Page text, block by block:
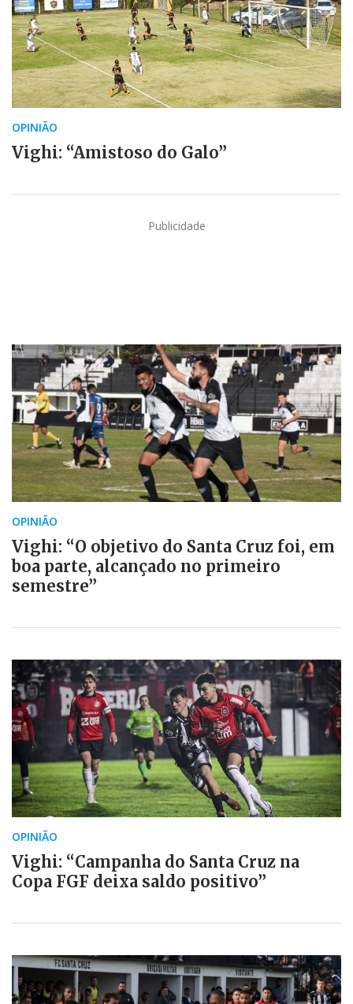
OPINIÃO
Vighi: “Amistoso do Galo”
Publicidade
OPINIÃO
Vighi: “O objetivo do Santa Cruz foi, em
boa parte, alcançado no primeiro
semestre”
OPINIÃO
Vighi: “Campanha do Santa Cruz na
Copa FGF deixa saldo positivo”